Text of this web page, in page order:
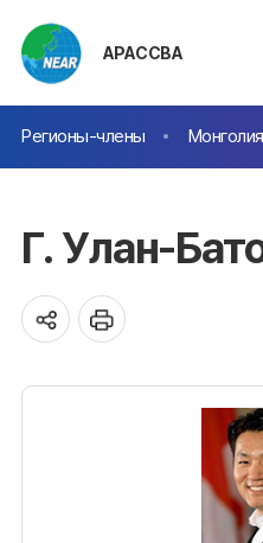
АРАССВА
Регионы-члены Монголия
Г. Улан-